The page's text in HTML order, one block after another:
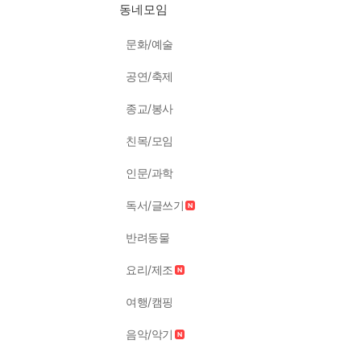
동네모임
문화/예술
공연/축제
종교/봉사
친목/모임
인문/과학
독서/글쓰기
반려동물
요리/제조
여행/캠핑
음악/악기